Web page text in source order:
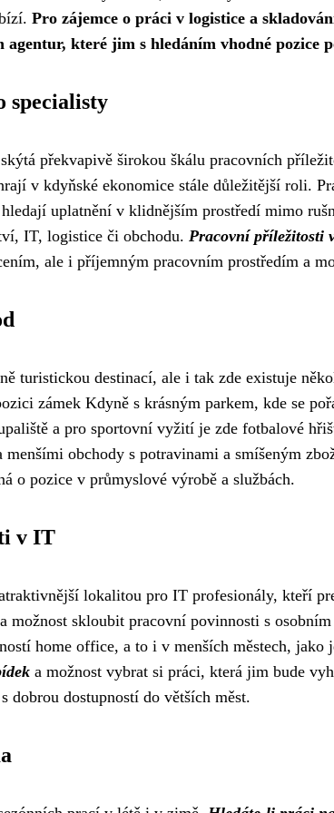
Pro zájemce o práci v logistice a
které jim s hledáním vhodné pozice
specialisty
překvapivě širokou škálu pracovních
v kdyňské ekonomice stále důležitější roli.
uplatnění v klidnějším prostředí mimo
IT, logistice či obchodu. Pracovní příležitosti
ale i příjemným pracovním prostředím a
turistickou destinací, ale i tak zde existuje
zámek Kdyně s krásným parkem, kde se
a pro sportovní vyžití je zde fotbalové
obchody s potravinami a smíšeným
o pozice v průmyslové výrobě a službách.
v IT
lokalitou pro IT profesionály, kteří
skloubit pracovní povinnosti s
home office, a to i v menších městech,
a možnost vybrat si práci, která jim bude
dostupností do větších měst.